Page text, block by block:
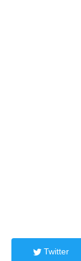
Twitter